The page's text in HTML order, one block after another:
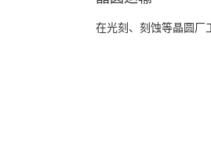
在光刻、刻蚀等晶圆厂